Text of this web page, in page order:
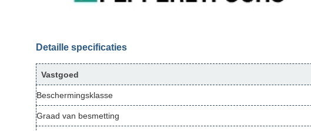
Detaille specificaties
Vastgoed
Beschermingsklasse
Graad van besmetting